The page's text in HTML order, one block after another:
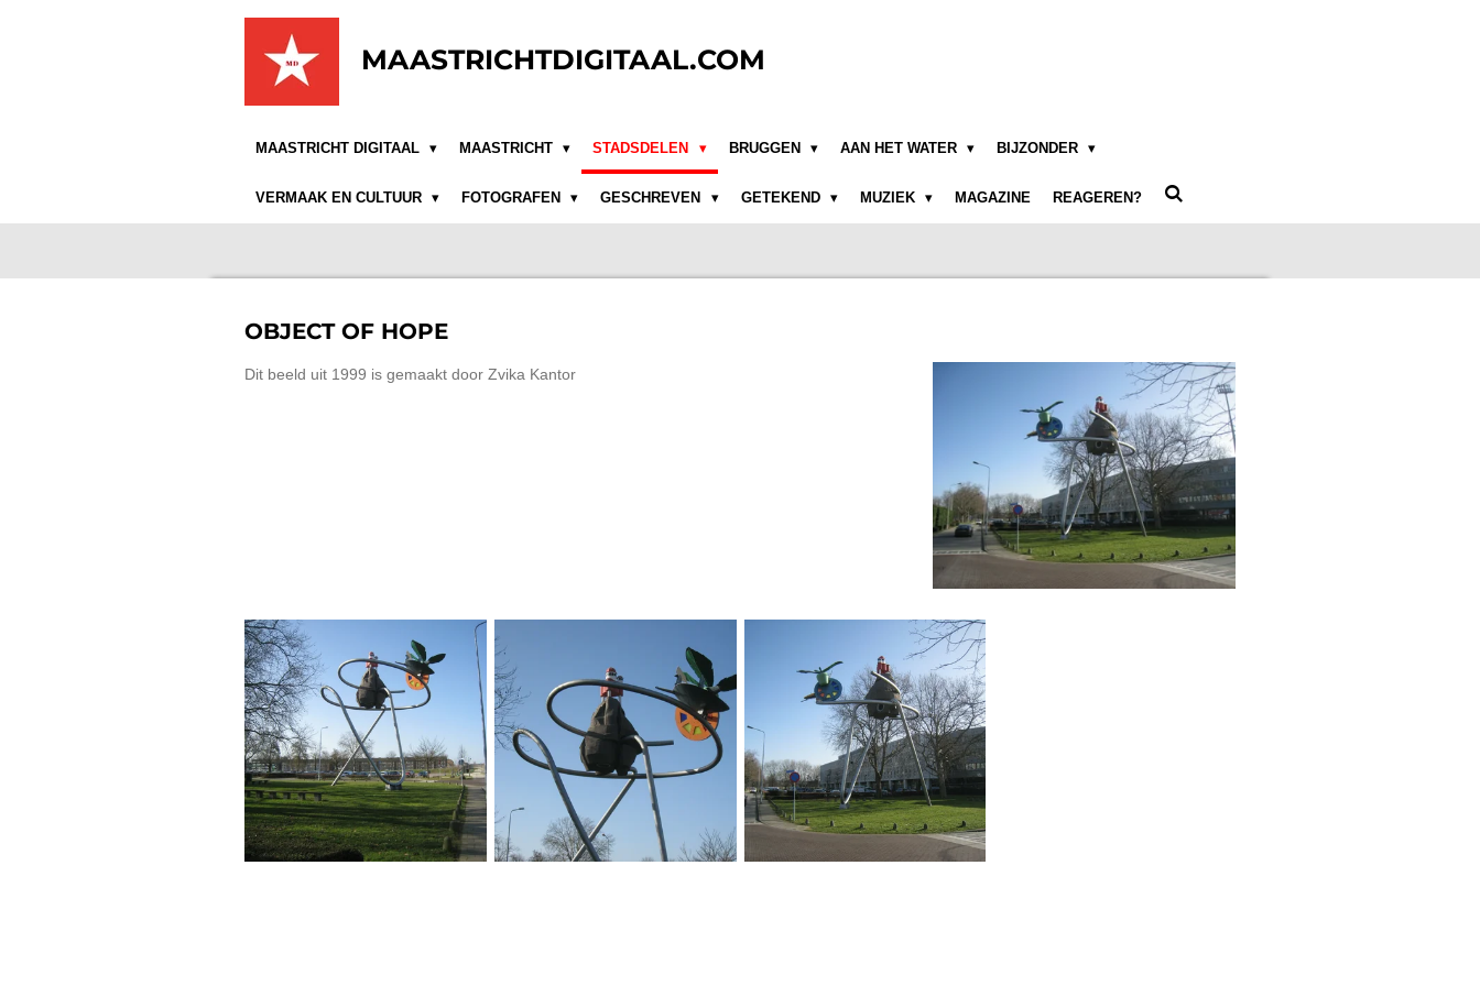
MAASTRICHTDIGITAAL.COM
MAASTRICHT DIGITAAL MAASTRICHT STADSDELEN BRUGGEN AAN HET WATER BIJZONDER
VERMAAK EN CULTUUR FOTOGRAFEN GESCHREVEN GETEKEND MUZIEK MAGAZINE REAGEREN?
OBJECT OF HOPE
Dit beeld uit 1999 is gemaakt door Zvika Kantor